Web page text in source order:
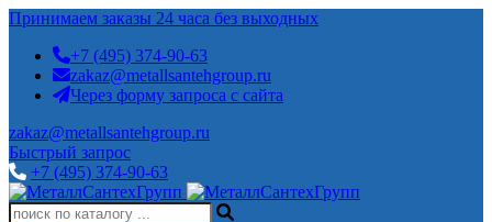
Принимаем заказы 24 часа без выходных
+7 (495) 374-90-63
zakaz@metallsantehgroup.ru
Через форму запроса с сайта
zakaz@metallsantehgroup.ru
Быстрый запрос
+7 (495) 374-90-63